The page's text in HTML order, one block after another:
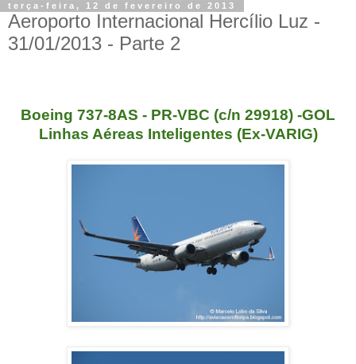
terça-feira, 12 de fevereiro de 2013
Aeroporto Internacional Hercílio Luz -
31/01/2013 - Parte 2
Boeing 737-8AS - PR-VBC (c/n 29918) -GOL
Linhas Aéreas Inteligentes (Ex-VARIG)